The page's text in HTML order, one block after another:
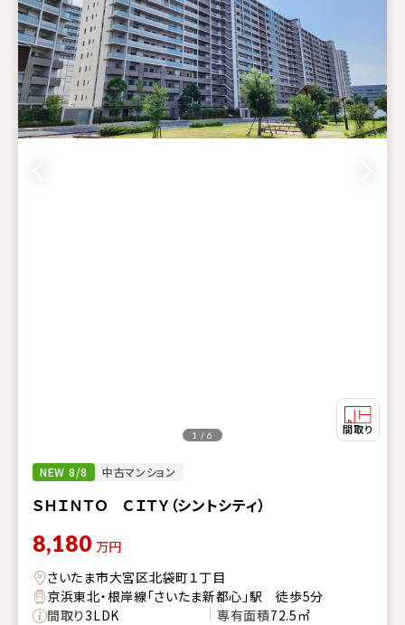
NEW 8/8 中古マンション
ＳＨＩＮＴＯ ＣＩＴＹ（シントシティ）
1 / 6
8,180 万円
さいたま市大宮区北袋町１丁目
京浜東北・根岸線「さいたま新都心」駅 徒歩5分
間取り3LDK 専有面積72.5㎡